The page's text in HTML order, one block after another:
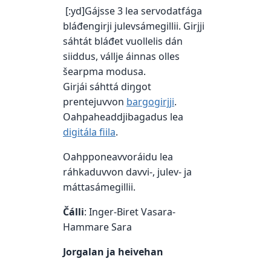
[:yd]Gájsse 3 lea servodatfága
bláđengirji julevsámegillii. Girjji
sáhtát bláđet vuollelis dán
siiddus, vállje áinnas olles
šearpma modusa.
Girjái sáhttá diŋgot
prentejuvvon bargogirjji.
Oahpaheaddjibagadus lea
digitála fiila.
Oahpponeavvoráidu lea
ráhkaduvvon davvi-, julev- ja
máttasámegillii.
Čálli: Inger-Biret Vasara-
Hammare Sara
Jorgalan ja heivehan